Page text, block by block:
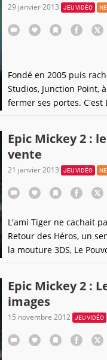
29 janvier 2013 JEU VIDÉO
Fondé en 2005 puis
Studios, Junction Point,
fermer ses portes.
malheureuse annonce
qui incluent
Epic Mickey 2 :
vente
21 janvier 2013 JEU VIDÉO
L'ami Tiger ne cachait
Retour des Héros, un
la mouture 3DS, Le
été améliorées, la
Epic Mickey 2 :
images
15 novembre 2012 JEU VIDÉO